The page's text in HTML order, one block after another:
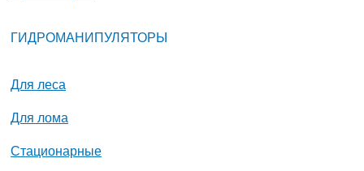
ГИДРОМАНИПУЛЯТОРЫ
Для леса
Для лома
Стационарные